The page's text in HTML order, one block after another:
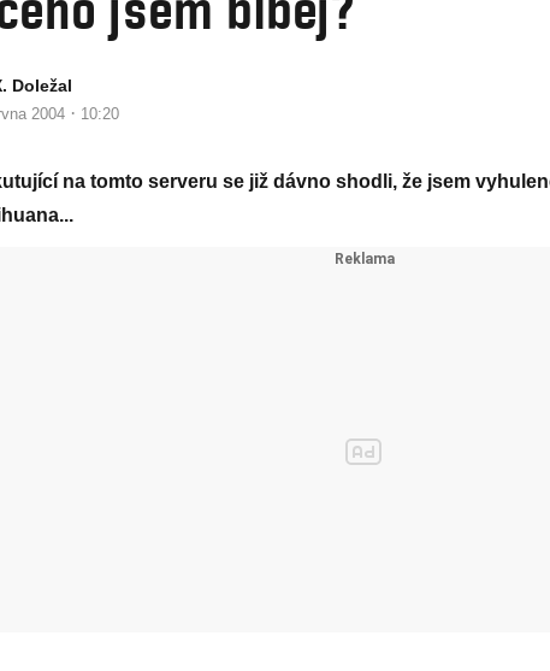
Doležal
2004 · 10:20
na tomto serveru se již dávno shodli, že jsem